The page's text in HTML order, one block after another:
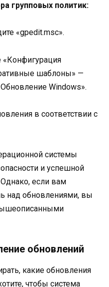
групповых политик:
«gpedit.msc».
шаблоны» —
Windows».
в соответствии с
системы
и успешной
если вам
над обновлениями, вы
обновлений
какие обновления
чтобы система